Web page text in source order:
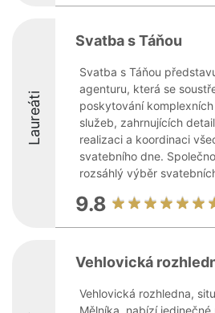
Laureáti
Svatba s Táňou
Svatba s Táňou
agenturu, která se
poskytování
služeb, zahrnujících
realizaci a koordinaci
svatebního dne.
rozsáhlý výběr
9.8
Vehlovická
Vehlovická rozhledna,
Mělníka, nabízí